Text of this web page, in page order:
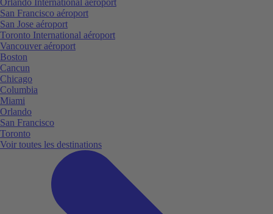
San Francisco aéroport
San Jose aéroport
Toronto International aéroport
Vancouver aéroport
Boston
Cancun
Chicago
Columbia
Miami
Orlando
San Francisco
Toronto
Voir toutes les destinations